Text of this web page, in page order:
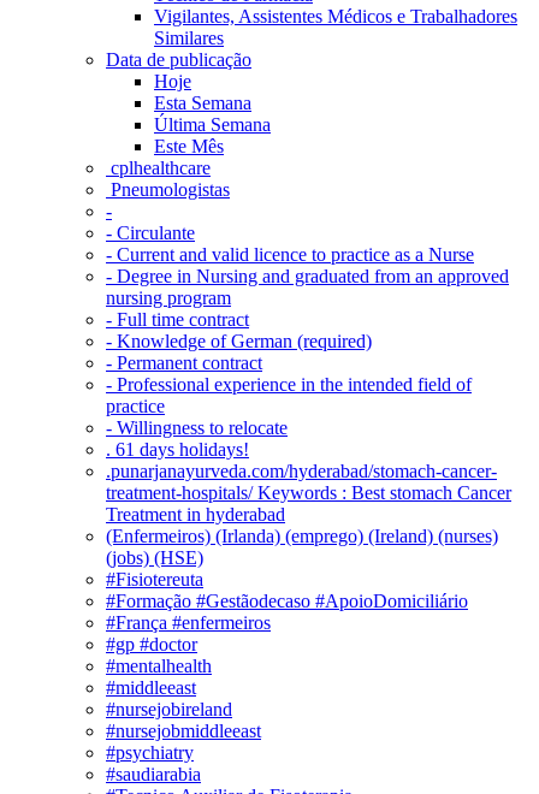
Vigilantes, Assistentes Médicos e Trabalhadores
Similares
Data de publicação
Hoje
Esta Semana
Última Semana
Este Mês
‎ cplhealthcare‬
Pneumologistas
-
- Circulante
- Current and valid licence to practice as a Nurse
- Degree in Nursing and graduated from an approved
nursing program
- Full time contract
- Knowledge of German (required)
- Permanent contract
- Professional experience in the intended field of
practice
- Willingness to relocate
. 61 days holidays!
.punarjanayurveda.com/hyderabad/stomach-cancer-
treatment-hospitals/ Keywords : Best stomach Cancer
Treatment in hyderabad
(Enfermeiros) (Irlanda) (emprego) (Ireland) (nurses)
(jobs) (HSE)
#Fisiotereuta
#Formação #Gestãodecaso #ApoioDomiciliário
#França #enfermeiros
#gp #doctor
#mentalhealth
#middleeast
#nursejobireland
#nursejobmiddleeast
#psychiatry
#saudiarabia